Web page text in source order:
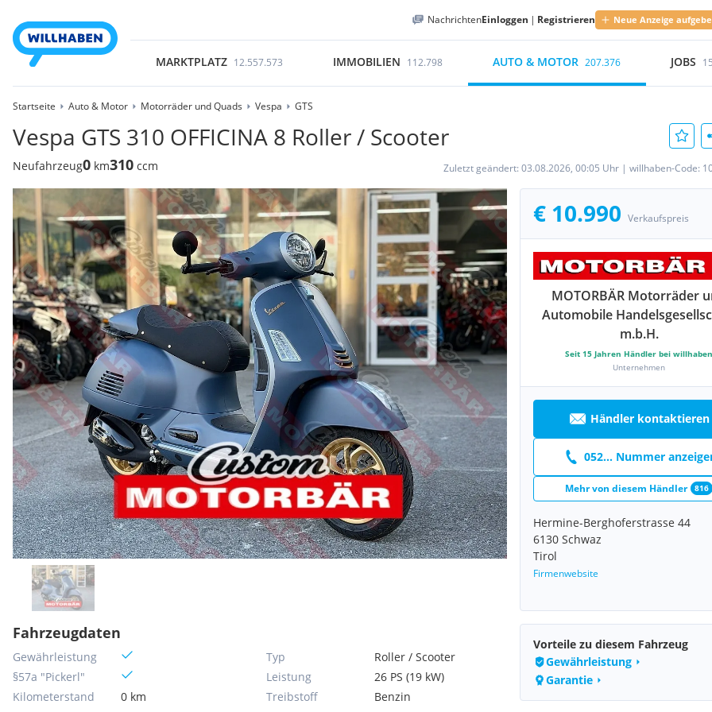
NachrichtenEinloggen | Registrieren Neue Anzeige
MARKTPLATZ 12.557.573 IMMOBILIEN 112.798 AUTO & MOTOR 207.376 JOBS
Startseite Auto & Motor Motorräder und Quads Vespa GTS
Vespa GTS 310 OFFICINA 8 Roller / Scooter
Neufahrzeug0 km310 ccm Zuletzt geändert: 03.08.2026, 00:05 Uhr | willhaben-Code:
€ 10.990 Verkaufspreis
MOTORBÄR Motorräder
Automobile
m.b.H.
Seit 15 Jahren Händler bei willhaben
Unternehmen
Händler kontaktieren
052... Nummer
Mehr von diesem Händler 816
Hermine-Berghoferstrasse 44
6130 Schwaz
Tirol
Firmenwebsite
Fahrzeugdaten
Gewährleistung
§57a "Pickerl"
Kilometerstand
0 km
Typ
Roller / Scooter
Leistung
26 PS (19 kW)
Treibstoff
Benzin
Vorteile zu diesem Fahrzeug
Gewährleistung
Garantie